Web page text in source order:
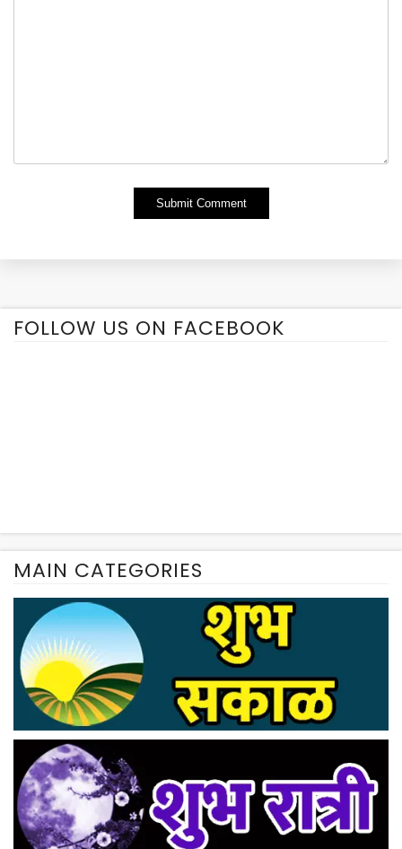
FOLLOW US ON FACEBOOK
MAIN CATEGORIES